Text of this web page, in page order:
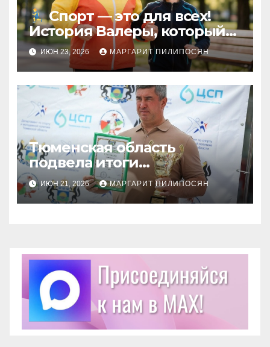
Спорт — это для всех!
История Валеры, который
изменил своё мнение
ИЮН 23, 2026 МАРГАРИТ ПИЛИПОСЯН
Тюменская область
подвела итоги
комплексной Спартакиады
школьников.
ИЮН 21, 2026 МАРГАРИТ ПИЛИПОСЯН